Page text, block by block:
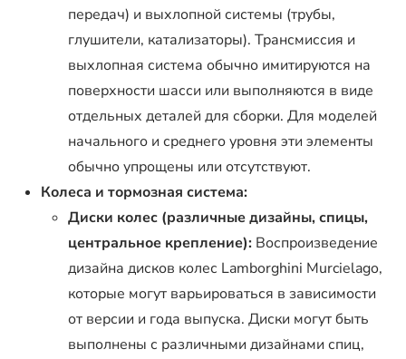
передач) и выхлопной системы (трубы,
глушители, катализаторы). Трансмиссия и
выхлопная система обычно имитируются на
поверхности шасси или выполняются в виде
отдельных деталей для сборки. Для моделей
начального и среднего уровня эти элементы
обычно упрощены или отсутствуют.
Колеса и тормозная система:
Диски колес (различные дизайны, спицы,
центральное крепление): Воспроизведение
дизайна дисков колес Lamborghini Murcielago,
которые могут варьироваться в зависимости
от версии и года выпуска. Диски могут быть
выполнены с различными дизайнами спиц,